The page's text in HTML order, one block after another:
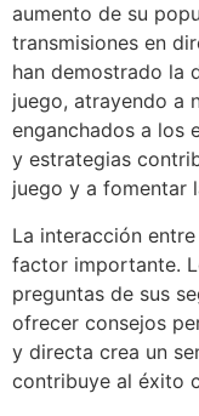
aumento de su
transmisiones en
han demostrado la
juego, atrayendo a
enganchados a los
y estrategias
juego y a fomentar
La interacción
factor importante.
preguntas de sus
ofrecer consejos
y directa crea un
contribuye al éxito